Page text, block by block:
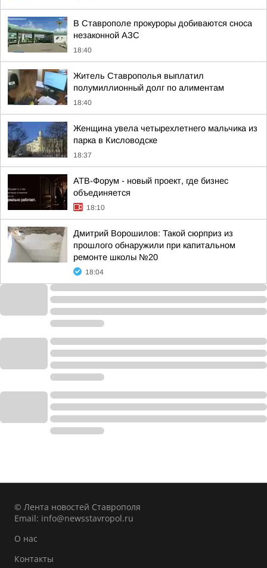
В Ставрополе прокуроры добиваются сноса
незаконной АЗС
18:40
Житель Ставрополья выплатил
полумиллионный долг по алиментам
18:40
Женщина увела четырехлетнего мальчика из
парка в Кисловодске
18:37
АТВ-Форум - новый проект, где бизнес
объединяется
18:10
Дмитрий Ворошилов: Такой сюрприз из
прошлого обнаружили при капитальном
ремонте школы №20
18:04
© Лента новостей Ставрополя
Email: info@newsstavropol.ru
О нас
Контакты